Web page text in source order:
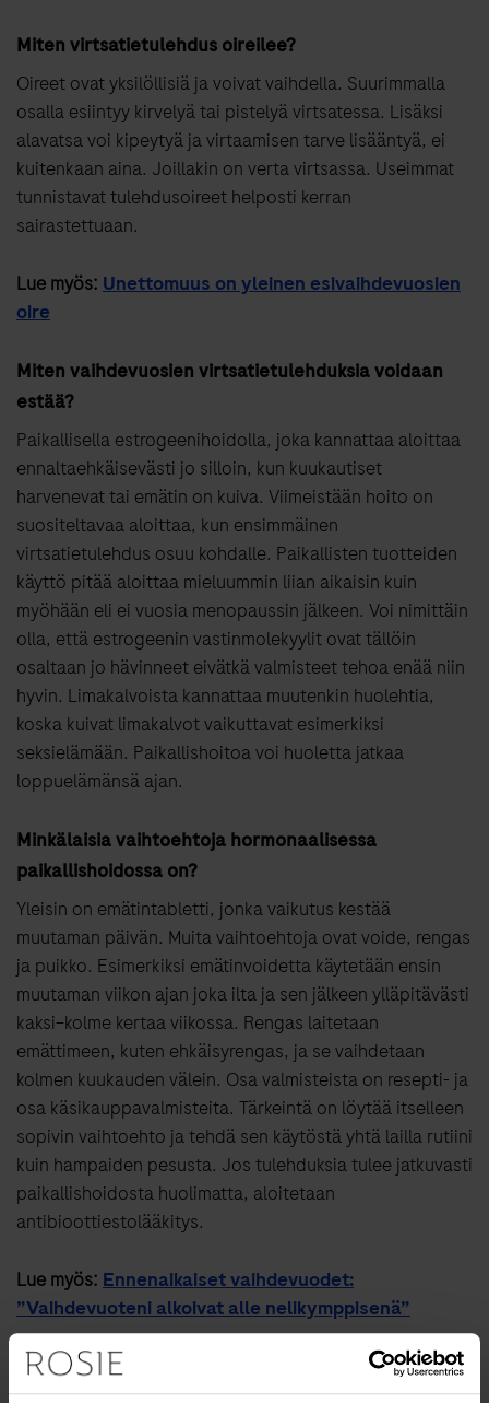
Miten virtsatietulehdus oireilee?
Oireet ovat yksilöllisiä ja voivat vaihdella. Suurimmalla
osalla esiintyy kirvelyä tai pistelyä virtsatessa. Lisäksi
alavatsa voi kipeytyä ja virtaamisen tarve lisääntyä, ei
kuitenkaan aina. Joillakin on verta virtsassa. Useimmat
tunnistavat tulehdusoireet helposti kerran
sairastettuaan.
Lue myös: Unettomuus on yleinen esivaihdevuosien
oire
Miten vaihdevuosien virtsatietulehduksia voidaan
estää?
Paikallisella estrogeenihoidolla, joka kannattaa aloittaa
ennaltaehkäisevästi jo silloin, kun kuukautiset
harvenevat tai emätin on kuiva. Viimeistään hoito on
suositeltavaa aloittaa, kun ensimmäinen
virtsatietulehdus osuu kohdalle. Paikallisten tuotteiden
käyttö pitää aloittaa mieluummin liian aikaisin kuin
myöhään eli ei vuosia menopaussin jälkeen. Voi nimittäin
olla, että estrogeenin vastinmolekyylit ovat tällöin
osaltaan jo hävinneet eivätkä valmisteet tehoa enää niin
hyvin. Limakalvoista kannattaa muutenkin huolehtia,
koska kuivat limakalvot vaikuttavat esimerkiksi
seksielämään. Paikallishoitoa voi huoletta jatkaa
loppuelämänsä ajan.
Minkälaisia vaihtoehtoja hormonaalisessa
paikallishoidossa on?
Yleisin on emätintabletti, jonka vaikutus kestää
muutaman päivän. Muita vaihtoehtoja ovat voide, rengas
ja puikko. Esimerkiksi emätinvoidetta käytetään ensin
muutaman viikon ajan joka ilta ja sen jälkeen ylläpitävästi
kaksi­–kolme kertaa viikossa. Rengas laitetaan
emättimeen, kuten ehkäisyrengas, ja se vaihdetaan
kolmen kuukauden välein. Osa valmisteista on resepti- ja
osa käsikauppavalmisteita. Tärkeintä on löytää itselleen
sopivin vaihtoehto ja tehdä sen käytöstä yhtä lailla rutiini
kuin hampaiden pesusta. Jos tulehduksia tulee jatkuvasti
paikallishoidosta huolimatta, aloitetaan
antibioottiestolääkitys.
Lue myös: Ennenaikaiset vaihdevuodet:
”Vaihdevuoteni alkoivat alle nelikymppisenä”
Mitä muuta kannattaa huomioida, jotta
virtsatietulehdus ei iskisi?